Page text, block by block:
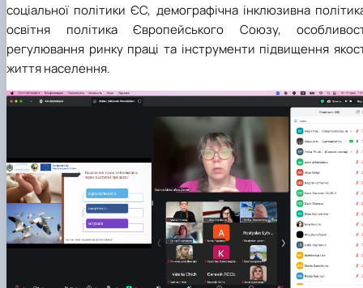
соціальної політики ЄС, демографічна інклюзивна
освітня політика Європейського Союзу,
регулювання ринку праці та інструменти підвищення
життя населення.